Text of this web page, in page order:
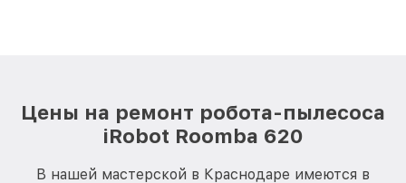
Цены на ремонт робота-пылесоса
iRobot Roomba 620
В нашей мастерской в Краснодаре имеются в